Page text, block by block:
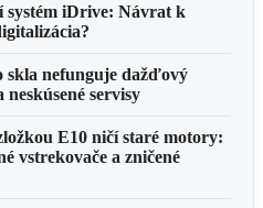
systém iDrive: Návrat k
skla nefunguje dažďový
servisy
E10 ničí staré motory:
vstrekovače a zničené